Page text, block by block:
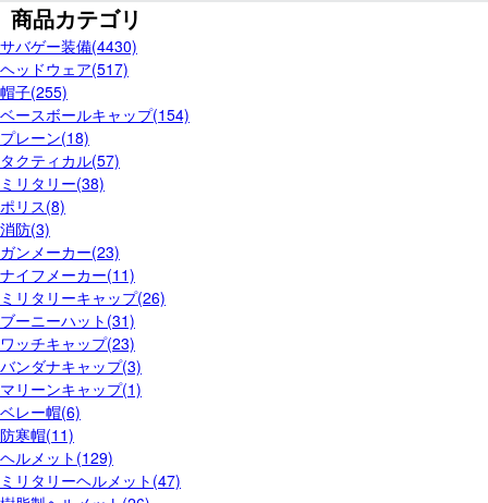
商品カテゴリ
サバゲー装備(4430)
ヘッドウェア(517)
帽子(255)
ベースボールキャップ(154)
プレーン(18)
タクティカル(57)
ミリタリー(38)
ポリス(8)
消防(3)
ガンメーカー(23)
ナイフメーカー(11)
ミリタリーキャップ(26)
ブーニーハット(31)
ワッチキャップ(23)
バンダナキャップ(3)
マリーンキャップ(1)
ベレー帽(6)
防寒帽(11)
ヘルメット(129)
ミリタリーヘルメット(47)